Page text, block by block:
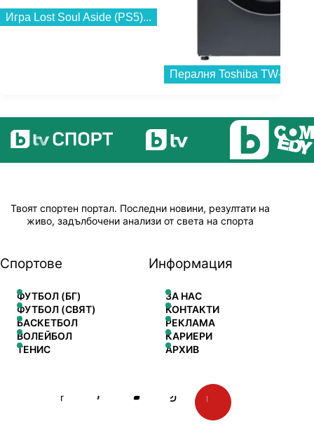
Игра Lost Soul Aside (PS5)...
Твоят спортен портал. Последни новини, резултати на
живо, задълбочени анализи от света на спорта
Спортове
ФУТБОЛ (БГ)
ФУТБОЛ (СВЯТ)
БАСКЕТБОЛ
ВОЛЕЙБОЛ
ТЕНИС
Информация
ЗА НАС
КОНТАКТИ
РЕКЛАМА
КАРИЕРИ
АРХИВ